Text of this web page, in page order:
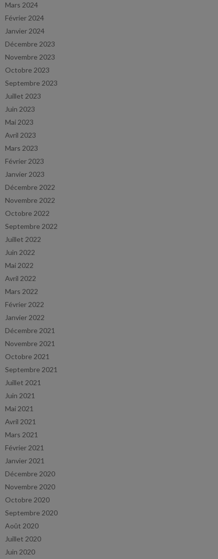
Mars 2024
Février 2024
Janvier 2024
Décembre 2023
Novembre 2023
Octobre 2023
Septembre 2023
Juillet 2023
Juin 2023
Mai 2023
Avril 2023
Mars 2023
Février 2023
Janvier 2023
Décembre 2022
Novembre 2022
Octobre 2022
Septembre 2022
Juillet 2022
Juin 2022
Mai 2022
Avril 2022
Mars 2022
Février 2022
Janvier 2022
Décembre 2021
Novembre 2021
Octobre 2021
Septembre 2021
Juillet 2021
Juin 2021
Mai 2021
Avril 2021
Mars 2021
Février 2021
Janvier 2021
Décembre 2020
Novembre 2020
Octobre 2020
Septembre 2020
Août 2020
Juillet 2020
Juin 2020